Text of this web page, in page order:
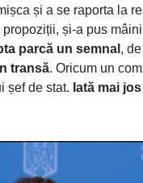
și a se raporta la
și-a pus
parcă un semnal ,
transă. Oricum un
șef de stat. Iată mai